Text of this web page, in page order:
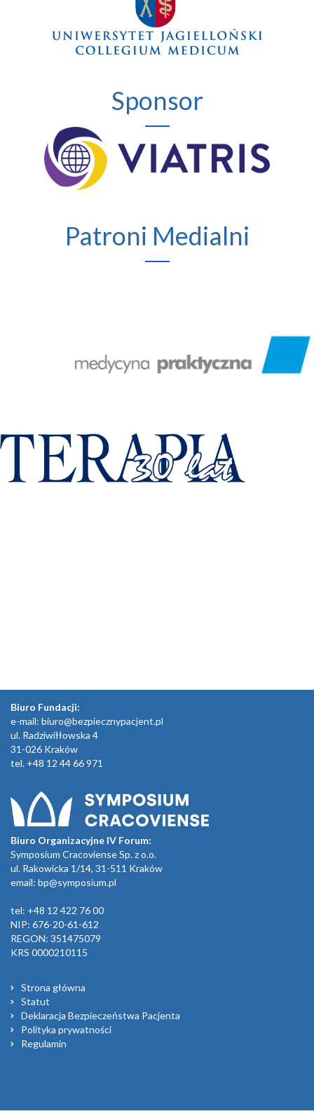
Sponsor
Patroni Medialni
Biuro Fundacji:
e-mail: biuro@bezpiecznypacjent.pl
ul. Radziwiłłowska 4
31-026 Kraków
tel. +48 12 44 66 971
Biuro Organizacyjne IV Forum:
Symposium Cracoviense Sp. z o.o.
ul. Rakowicka 1/14, 31-511 Kraków
email: bp@symposium.pl
tel: +48 12 422 76 00
NIP: 676-20-61-612
REGON: 351475079
KRS 0000210115
Strona główna
Statut
Deklaracja Bezpieczeństwa Pacjenta
Polityka prywatności
Regulamin